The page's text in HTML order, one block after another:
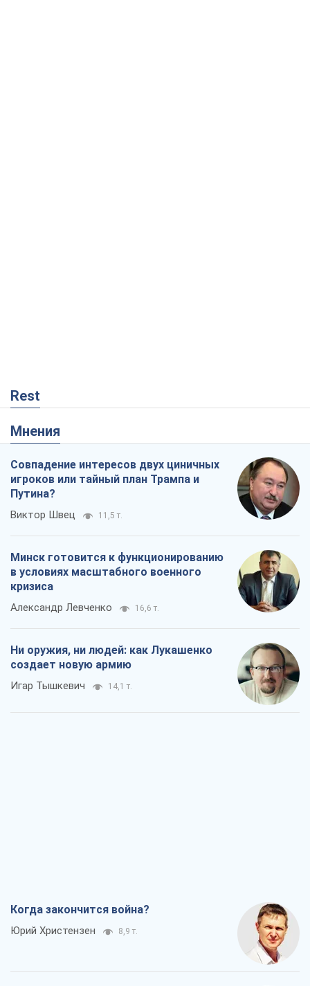
Rest
Мнения
Совпадение интересов двух циничных
игроков или тайный план Трампа и
Путина?
Виктор Швец 11,5 т.
Минск готовится к функционированию
в условиях масштабного военного
кризиса
Александр Левченко 16,6 т.
Ни оружия, ни людей: как Лукашенко
создает новую армию
Игар Тышкевич 14,1 т.
Когда закончится война?
Юрий Христензен 8,9 т.